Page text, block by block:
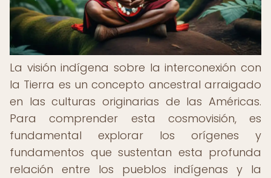
La visión indígena sobre la interconexión con
la Tierra es un concepto ancestral arraigado
en las culturas originarias de las Américas.
Para comprender esta cosmovisión, es
fundamental explorar los orígenes y
fundamentos que sustentan esta profunda
relación entre los pueblos indígenas y la